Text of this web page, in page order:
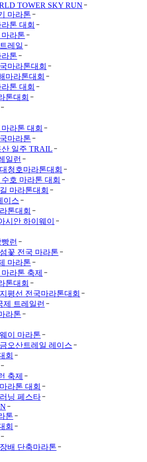
TOWER SKY RUN
마라톤
톤 대회
라톤
레일
톤
마라톤대회
마라톤대회
톤 대회
톤대회
라톤 대회
마라톤
일주 TRAIL
일런
청호마라톤대회
호 마라톤 대회
마라톤대회
이스
톤대회
시안 하이웨이
런
꽃 전국 마라톤
마라톤
라톤 축제
톤대회
평선 전국마라톤대회
제 트레일런
라톤
이 마라톤
오산트레일 레이스
회
축제
라톤 대회
닝 페스타
톤
회
배 단축마라톤